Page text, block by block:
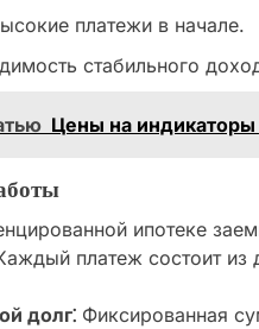
платежи в начале.
стабильного
Цены на
ипотеке
платеж состоит из
долг⁚ Фиксированная